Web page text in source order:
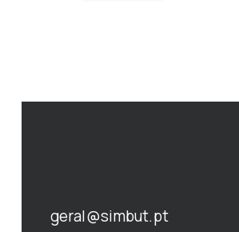
geral@simbut.pt